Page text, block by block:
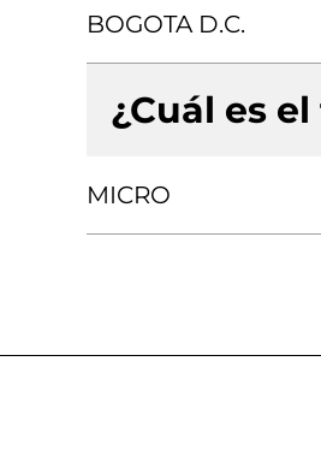
BOGOTA D.C.
¿Cuál es
MICRO